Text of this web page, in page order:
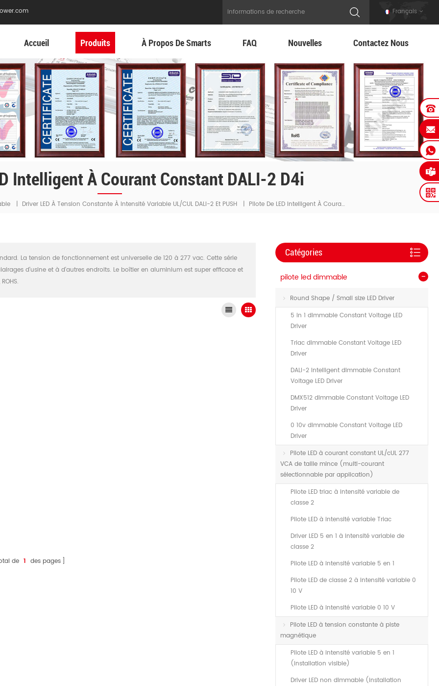
Français
Accueil Produits À Propos De Smarts FAQ Nouvelles Contactez Nous
Intelligent À Courant Constant DALI-2 D4i
| Driver LED À Tension Constante À Intensité Variable UL/cUL DALI-2 Et PUSH | Pilote De LED Intelligent À Courant Constant DALI-2 D4i
Catégories
pilote led dimmable
Round Shape / Small size LED Driver
5 in 1 dimmable Constant Voltage LED
Driver
Triac dimmable Constant Voltage LED
Driver
DALI-2 Intelligent dimmable Constant
Voltage LED Driver
DMX512 dimmable Constant Voltage LED
Driver
0 10v dimmable Constant Voltage LED
Driver
Pilote LED à courant constant UL/cUL 277
VCA de taille mince (multi-courant
sélectionnable par application)
Pilote LED triac à intensité variable de
classe 2
Pilote LED à intensité variable Triac
Driver LED 5 en 1 à intensité variable de
classe 2
Pilote LED à intensité variable 5 en 1
Pilote LED de classe 2 à intensité variable 0
10 V
Pilote LED à intensité variable 0 10 V
Pilote LED à tension constante à piste
magnétique
Pilote LED à intensité variable 5 en 1
(installation visible)
Driver LED non dimmable (installation
La tension de fonctionnement est universelle de 120 à 277 vac. Cette série
d'usine et à d'autres endroits. Le boîtier en aluminium est super efficace et
de 1 des pages